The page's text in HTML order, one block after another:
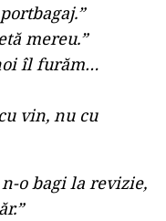
mereu.”
îl furăm…
vin, nu cu
o bagi la revizie,